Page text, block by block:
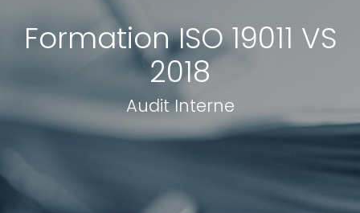
Formation ISO 19011 VS
2018
Audit Interne